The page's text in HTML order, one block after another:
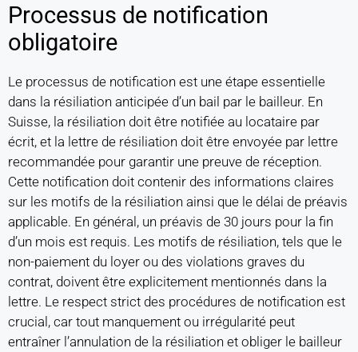
Processus de notification
obligatoire
Le processus de notification est une étape essentielle
dans la résiliation anticipée d’un bail par le bailleur. En
Suisse, la résiliation doit être notifiée au locataire par
écrit, et la lettre de résiliation doit être envoyée par lettre
recommandée pour garantir une preuve de réception.
Cette notification doit contenir des informations claires
sur les motifs de la résiliation ainsi que le délai de préavis
applicable. En général, un préavis de 30 jours pour la fin
d’un mois est requis. Les motifs de résiliation, tels que le
non-paiement du loyer ou des violations graves du
contrat, doivent être explicitement mentionnés dans la
lettre. Le respect strict des procédures de notification est
crucial, car tout manquement ou irrégularité peut
entraîner l’annulation de la résiliation et obliger le bailleur